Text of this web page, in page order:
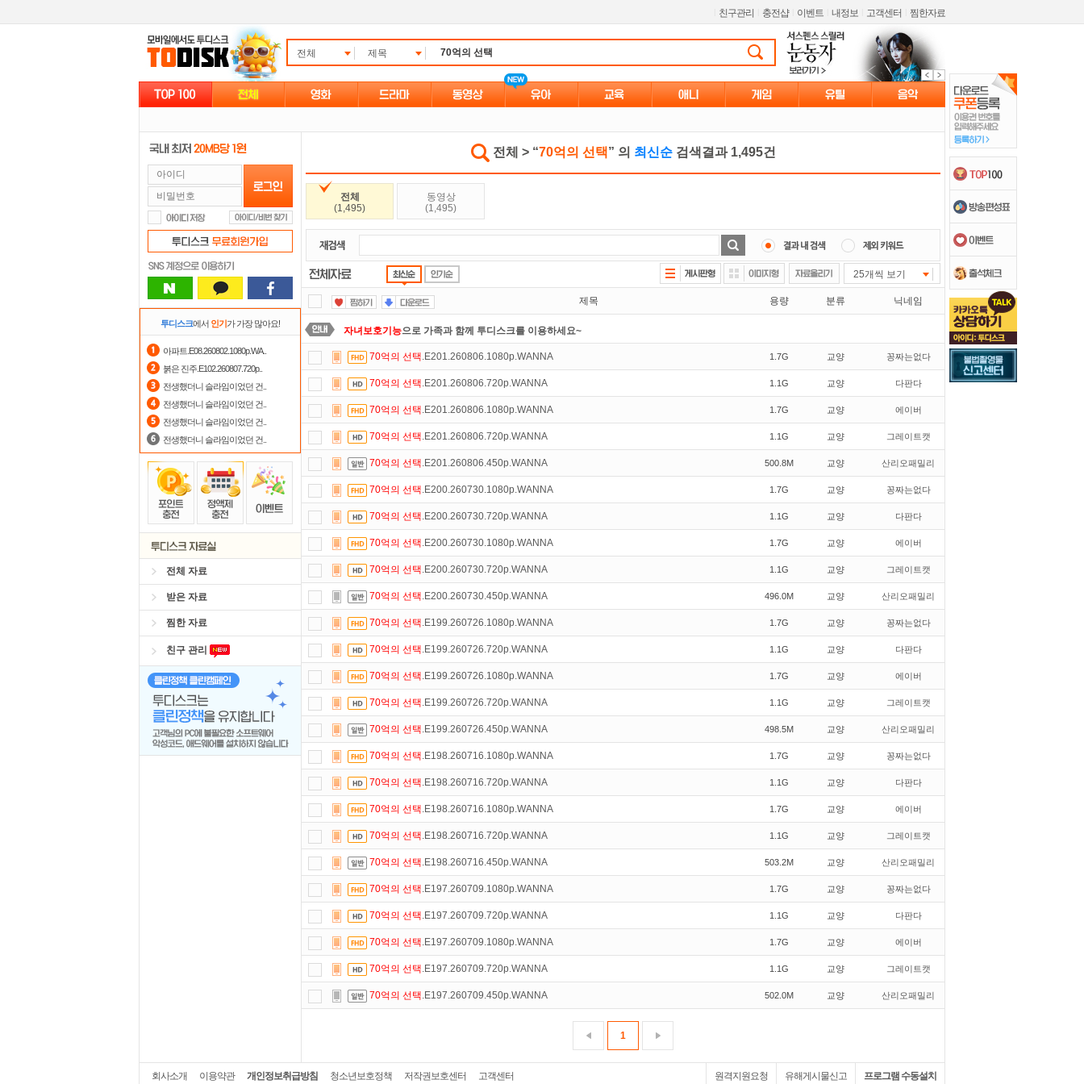
친구관리 충전샵 이벤트 내정보 고객센터 찜한자료
전체 제목
투디스크에서 인기가 가장 많아요!
아파트.E08.260802.1080p.WA..
붉은 진주.E102.260807.720p..
전생했더니 슬라임이었던 건..
전생했더니 슬라임이었던 건..
전생했더니 슬라임이었던 건..
전생했더니 슬라임이었던 건..
전체 자료
받은 자료
찜한 자료
친구 관리
전체 > “70억의 선택” 의 최신순검색결과 1,495건
전체
(1,495)
동영상
(1,495)
25개씩 보기
제목 용량 분류 닉네임
자녀보호기능으로 가족과 함께 투디스크를 이용하세요~
출석체크이벤트!매일매일출석체크!
포인트 할인쿠폰 사용방법안내
숨어있는 카드 마일리지 조회하고 100% 무료충전!
정액제할인쿠폰 사용방법안내
스마트TV로 투디스크영화,드라마,예능보자!
요즘 뭐가 재밌지?고민되면 눌러봐!투스토리~
70억의 선택.E201.260806.1080p.WANNA 1.7G 교양 꽁짜는없다
70억의 선택.E201.260806.720p.WANNA 1.1G 교양 다판다
70억의 선택.E201.260806.1080p.WANNA 1.7G 교양 에이버
70억의 선택.E201.260806.720p.WANNA 1.1G 교양 그레이트캣
70억의 선택.E201.260806.450p.WANNA 500.8M 교양 산리오패밀리
70억의 선택.E200.260730.1080p.WANNA 1.7G 교양 꽁짜는없다
70억의 선택.E200.260730.720p.WANNA 1.1G 교양 다판다
70억의 선택.E200.260730.1080p.WANNA 1.7G 교양 에이버
70억의 선택.E200.260730.720p.WANNA 1.1G 교양 그레이트캣
70억의 선택.E200.260730.450p.WANNA 496.0M 교양 산리오패밀리
70억의 선택.E199.260726.1080p.WANNA 1.7G 교양 꽁짜는없다
70억의 선택.E199.260726.720p.WANNA 1.1G 교양 다판다
70억의 선택.E199.260726.1080p.WANNA 1.7G 교양 에이버
70억의 선택.E199.260726.720p.WANNA 1.1G 교양 그레이트캣
70억의 선택.E199.260726.450p.WANNA 498.5M 교양 산리오패밀리
70억의 선택.E198.260716.1080p.WANNA 1.7G 교양 꽁짜는없다
70억의 선택.E198.260716.720p.WANNA 1.1G 교양 다판다
70억의 선택.E198.260716.1080p.WANNA 1.7G 교양 에이버
70억의 선택.E198.260716.720p.WANNA 1.1G 교양 그레이트캣
70억의 선택.E198.260716.450p.WANNA 503.2M 교양 산리오패밀리
70억의 선택.E197.260709.1080p.WANNA 1.7G 교양 꽁짜는없다
70억의 선택.E197.260709.720p.WANNA 1.1G 교양 다판다
70억의 선택.E197.260709.1080p.WANNA 1.7G 교양 에이버
70억의 선택.E197.260709.720p.WANNA 1.1G 교양 그레이트캣
70억의 선택.E197.260709.450p.WANNA 502.0M 교양 산리오패밀리
1
회사소개 이용약관 개인정보취급방침 청소년보호정책 저작권보호센터 고객센터 원격지원요청 유해게시물신고 프로그램 수동설치